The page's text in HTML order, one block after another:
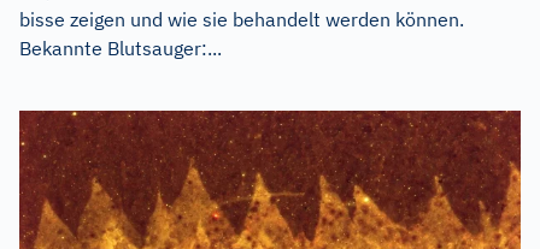
bisse zeigen und wie sie behandelt werden können.
Bekannte Blutsauger:...